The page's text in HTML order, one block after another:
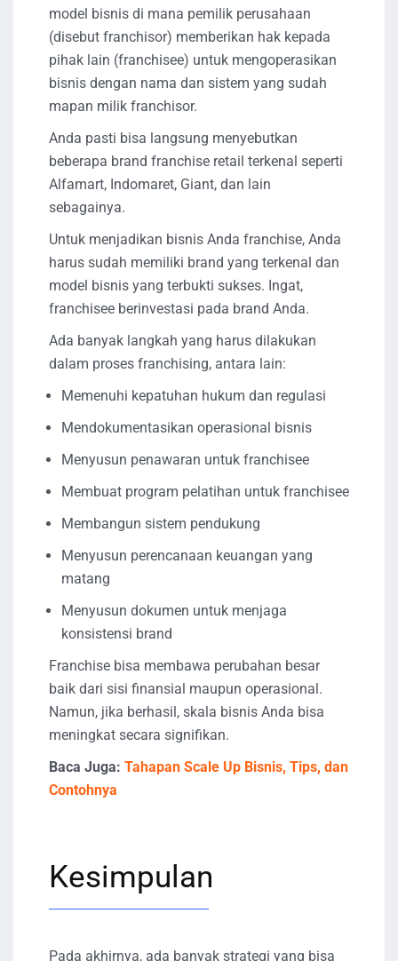
model bisnis di mana pemilik perusahaan
(disebut franchisor) memberikan hak kepada
pihak lain (franchisee) untuk mengoperasikan
bisnis dengan nama dan sistem yang sudah
mapan milik franchisor.
Anda pasti bisa langsung menyebutkan
beberapa brand franchise retail terkenal seperti
Alfamart, Indomaret, Giant, dan lain
sebagainya.
Untuk menjadikan bisnis Anda franchise, Anda
harus sudah memiliki brand yang terkenal dan
model bisnis yang terbukti sukses. Ingat,
franchisee berinvestasi pada brand Anda.
Ada banyak langkah yang harus dilakukan
dalam proses franchising, antara lain:
Memenuhi kepatuhan hukum dan regulasi
Mendokumentasikan operasional bisnis
Menyusun penawaran untuk franchisee
Membuat program pelatihan untuk franchisee
Membangun sistem pendukung
Menyusun perencanaan keuangan yang
matang
Menyusun dokumen untuk menjaga
konsistensi brand
Franchise bisa membawa perubahan besar
baik dari sisi finansial maupun operasional.
Namun, jika berhasil, skala bisnis Anda bisa
meningkat secara signifikan.
Baca Juga: Tahapan Scale Up Bisnis, Tips, dan
Contohnya
Kesimpulan
Pada akhirnya, ada banyak strategi yang bisa